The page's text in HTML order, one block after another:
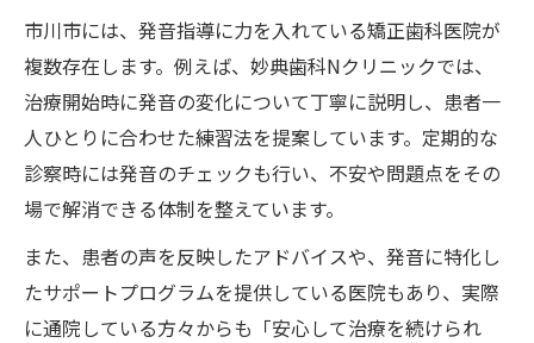
市川市には、発音指導に力を入れている矯正歯科医院が
複数存在します。例えば、妙典歯科Nクリニックでは、
治療開始時に発音の変化について丁寧に説明し、患者一
人ひとりに合わせた練習法を提案しています。定期的な
診察時には発音のチェックも行い、不安や問題点をその
場で解消できる体制を整えています。
また、患者の声を反映したアドバイスや、発音に特化し
たサポートプログラムを提供している医院もあり、実際
に通院している方々からも「安心して治療を続けられ